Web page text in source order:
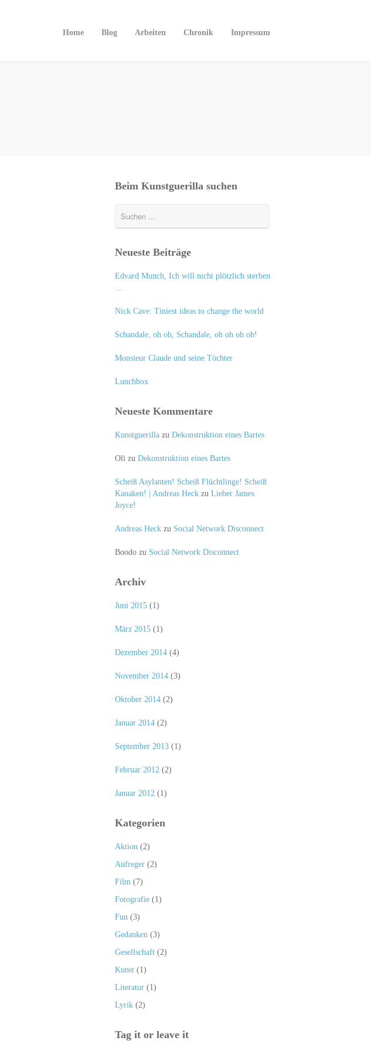
Home Blog Arbeiten Chronik Impressum
Beim Kunstguerilla suchen
Neueste Beiträge
Edvard Munch, Ich will nicht plötzlich sterben
…
Nick Cave: Tiniest ideas to change the world
Schandale, oh oh, Schandale, oh oh oh oh!
Monsieur Claude und seine Töchter
Lunchbox
Neueste Kommentare
Kunstguerilla zu Dekonstruktion eines Bartes
Oli zu Dekonstruktion eines Bartes
Scheiß Asylanten! Scheiß Flüchtlinge! Scheiß
Kanaken! | Andreas Heck zu Lieber James
Joyce!
Andreas Heck zu Social Network Disconnect
Boodo zu Social Network Disconnect
Archiv
Juni 2015 (1)
März 2015 (1)
Dezember 2014 (4)
November 2014 (3)
Oktober 2014 (2)
Januar 2014 (2)
September 2013 (1)
Februar 2012 (2)
Januar 2012 (1)
Kategorien
Aktion (2)
Aufreger (2)
Film (7)
Fotografie (1)
Fun (3)
Gedanken (3)
Gesellschaft (2)
Kunst (1)
Literatur (1)
Lyrik (2)
Tag it or leave it